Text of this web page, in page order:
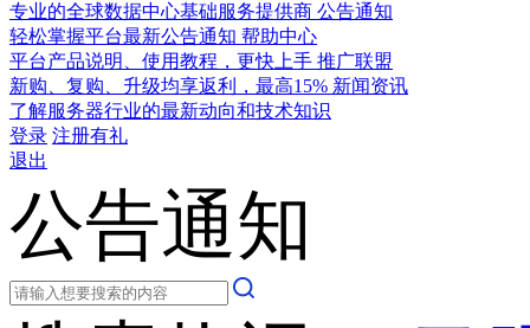
专业的全球数据中心基础服务提供商 公告通知
轻松掌握平台最新公告通知 帮助中心
平台产品说明、使用教程，更快上手 推广联盟
新购、复购、升级均享返利，最高15% 新闻资讯
了解服务器行业的最新动向和技术知识
登录 注册有礼
退出
公告通知